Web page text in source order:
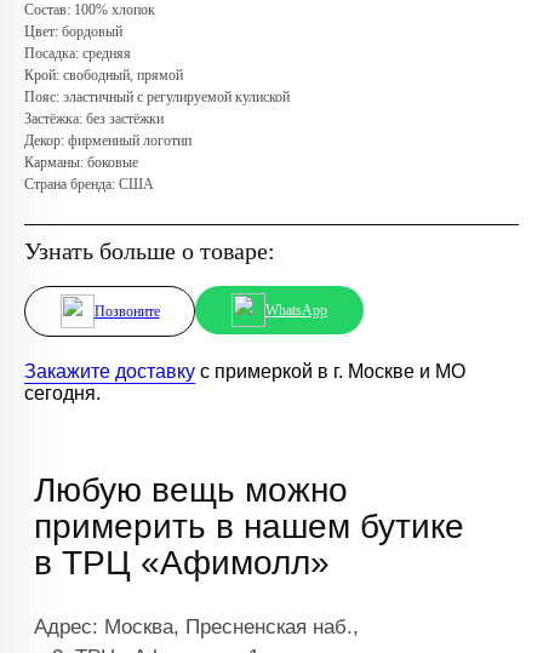
Состав: 100% хлопок
Цвет: бордовый
Посадка: средняя
Крой: свободный, прямой
Пояс: эластичный с регулируемой кулиской
Застёжка: без застёжки
Декор: фирменный логотип
Карманы: боковые
Страна бренда: США
Узнать больше о товаре:
Позвоните WhatsApp
Закажите доставку с примеркой в г. Москве и МО
сегодня.
Адрес:Москва, Пресненская наб.,
д.2, ТРЦ «Афимолл», 1 этаж
Телефон: +7 (966) 019-41-76